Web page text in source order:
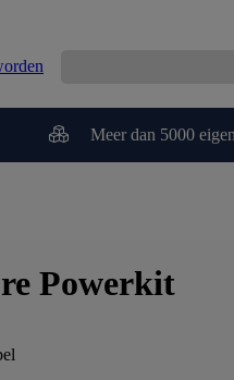
Meer dan 5000
Powerkit